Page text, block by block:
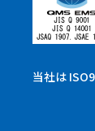
当社は